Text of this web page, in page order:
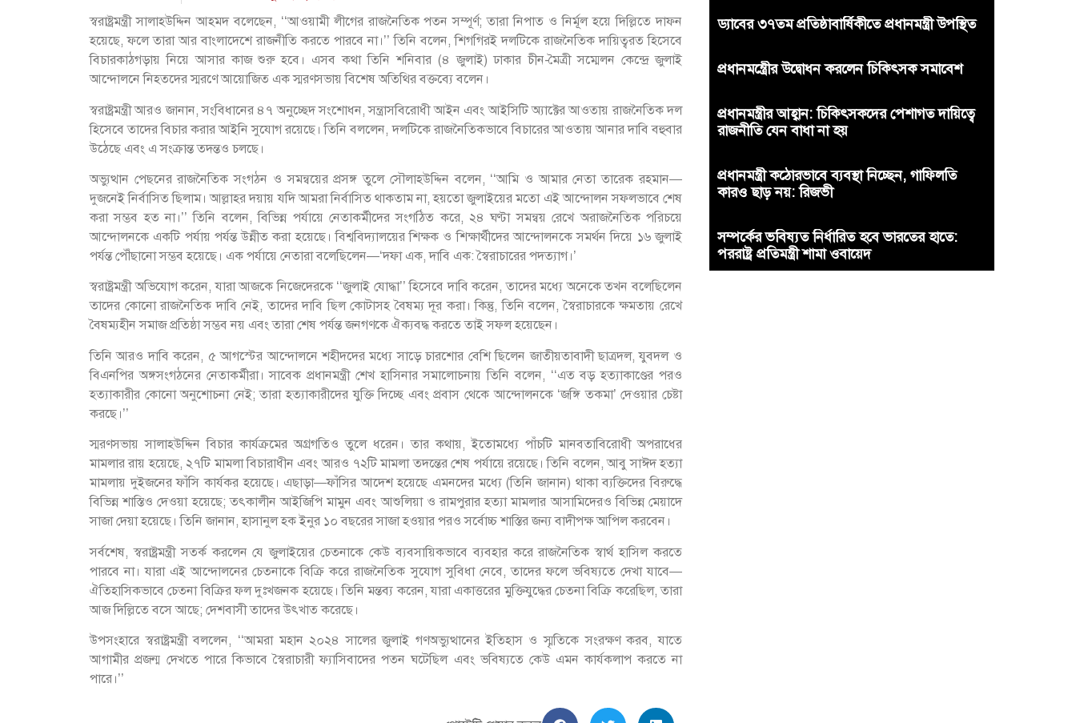
স্বরাষ্ট্রমন্ত্রী সালাহউদ্দিন আহমদ বলেছেন, ‘‘আওয়ামী লীগের রাজনৈতিক পতন সম্পূর্ণ; তারা নিপাত ও নির্মূল হয়ে দিল্লিতে দাফন
হয়েছে, ফলে তারা আর বাংলাদেশে রাজনীতি করতে পারবে না।’’ তিনি বলেন, শিগগিরই দলটিকে রাজনৈতিক দায়িত্বরত হিসেবে
বিচারকাঠগড়ায় নিয়ে আসার কাজ শুরু হবে। এসব কথা তিনি শনিবার (৪ জুলাই) ঢাকার চীন-মৈত্রী সম্মেলন কেন্দ্রে জুলাই
আন্দোলনে নিহতদের স্মরণে আয়োজিত এক স্মরণসভায় বিশেষ অতিথির বক্তব্যে বলেন।
স্বরাষ্ট্রমন্ত্রী আরও জানান, সংবিধানের ৪৭ অনুচ্ছেদ সংশোধন, সন্ত্রাসবিরোধী আইন এবং আইসিটি অ্যাক্টের আওতায় রাজনৈতিক দল
হিসেবে তাদের বিচার করার আইনি সুযোগ রয়েছে। তিনি বললেন, দলটিকে রাজনৈতিকভাবে বিচারের আওতায় আনার দাবি বহুবার
উঠেছে এবং এ সংক্রান্ত তদন্তও চলছে।
অভ্যুত্থান পেছনের রাজনৈতিক সংগঠন ও সমন্বয়ের প্রসঙ্গ তুলে সৌলাহউদ্দিন বলেন, ‘‘আমি ও আমার নেতা তারেক রহমান—
দুজনেই নির্বাসিত ছিলাম। আল্লাহর দয়ায় যদি আমরা নির্বাসিত থাকতাম না, হয়তো জুলাইয়ের মতো এই আন্দোলন সফলভাবে শেষ
করা সম্ভব হত না।’’ তিনি বলেন, বিভিন্ন পর্যায়ে নেতাকর্মীদের সংগঠিত করে, ২৪ ঘণ্টা সমন্বয় রেখে অরাজনৈতিক পরিচয়ে
আন্দোলনকে একটি পর্যায় পর্যন্ত উন্নীত করা হয়েছে। বিশ্ববিদ্যালয়ের শিক্ষক ও শিক্ষার্থীদের আন্দোলনকে সমর্থন দিয়ে ১৬ জুলাই
পর্যন্ত পৌঁছানো সম্ভব হয়েছে। এক পর্যায়ে নেতারা বলেছিলেন—‘দফা এক, দাবি এক: স্বৈরাচারের পদত্যাগ।’
স্বরাষ্ট্রমন্ত্রী অভিযোগ করেন, যারা আজকে নিজেদেরকে ‘‘জুলাই যোদ্ধা’’ হিসেবে দাবি করেন, তাদের মধ্যে অনেকে তখন বলেছিলেন
তাদের কোনো রাজনৈতিক দাবি নেই, তাদের দাবি ছিল কোটাসহ বৈষম্য দূর করা। কিন্তু, তিনি বলেন, স্বৈরাচারকে ক্ষমতায় রেখে
বৈষম্যহীন সমাজ প্রতিষ্ঠা সম্ভব নয় এবং তারা শেষ পর্যন্ত জনগণকে ঐক্যবদ্ধ করতে তাই সফল হয়েছেন।
তিনি আরও দাবি করেন, ৫ আগস্টের আন্দোলনে শহীদদের মধ্যে সাড়ে চারশোর বেশি ছিলেন জাতীয়তাবাদী ছাত্রদল, যুবদল ও
বিএনপির অঙ্গসংগঠনের নেতাকর্মীরা। সাবেক প্রধানমন্ত্রী শেখ হাসিনার সমালোচনায় তিনি বলেন, ‘‘এত বড় হত্যাকাণ্ডের পরও
হত্যাকারীর কোনো অনুশোচনা নেই; তারা হত্যাকারীদের যুক্তি দিচ্ছে এবং প্রবাস থেকে আন্দোলনকে ‘জঙ্গি তকমা’ দেওয়ার চেষ্টা
করছে।’’
স্মরণসভায় সালাহউদ্দিন বিচার কার্যক্রমের অগ্রগতিও তুলে ধরেন। তার কথায়, ইতোমধ্যে পাঁচটি মানবতাবিরোধী অপরাধের
মামলার রায় হয়েছে, ২৭টি মামলা বিচারাধীন এবং আরও ৭২টি মামলা তদন্তের শেষ পর্যায়ে রয়েছে। তিনি বলেন, আবু সাঈদ হত্যা
মামলায় দুইজনের ফাঁসি কার্যকর হয়েছে। এছাড়া—ফাঁসির আদেশ হয়েছে এমনদের মধ্যে (তিনি জানান) থাকা ব্যক্তিদের বিরুদ্ধে
বিভিন্ন শাস্তিও দেওয়া হয়েছে; তৎকালীন আইজিপি মামুন এবং আশুলিয়া ও রামপুরার হত্যা মামলার আসামিদেরও বিভিন্ন মেয়াদে
সাজা দেয়া হয়েছে। তিনি জানান, হাসানুল হক ইনুর ১০ বছরের সাজা হওয়ার পরও সর্বোচ্চ শাস্তির জন্য বাদীপক্ষ আপিল করবেন।
সর্বশেষ, স্বরাষ্ট্রমন্ত্রী সতর্ক করলেন যে জুলাইয়ের চেতনাকে কেউ ব্যবসায়িকভাবে ব্যবহার করে রাজনৈতিক স্বার্থ হাসিল করতে
পারবে না। যারা এই আন্দোলনের চেতনাকে বিক্রি করে রাজনৈতিক সুযোগ সুবিধা নেবে, তাদের ফলে ভবিষ্যতে দেখা যাবে—
ঐতিহাসিকভাবে চেতনা বিক্রির ফল দুঃখজনক হয়েছে। তিনি মন্তব্য করেন, যারা একাত্তরের মুক্তিযুদ্ধের চেতনা বিক্রি করেছিল, তারা
আজ দিল্লিতে বসে আছে; দেশবাসী তাদের উৎখাত করেছে।
উপসংহারে স্বরাষ্ট্রমন্ত্রী বললেন, ‘‘আমরা মহান ২০২৪ সালের জুলাই গণঅভ্যুত্থানের ইতিহাস ও স্মৃতিকে সংরক্ষণ করব, যাতে
আগামীর প্রজন্ম দেখতে পারে কিভাবে স্বৈরাচারী ফ্যাসিবাদের পতন ঘটেছিল এবং ভবিষ্যতে কেউ এমন কার্যকলাপ করতে না
পারে।’’
ড্যাবের ৩৭তম প্রতিষ্ঠাবার্ষিকীতে প্রধানমন্ত্রী উপস্থিত
প্রধানমন্ত্রীের উদ্বোধন করলেন চিকিৎসক সমাবেশ
প্রধানমন্ত্রীর আহ্বান: চিকিৎসকদের পেশাগত দায়িত্বে
রাজনীতি যেন বাধা না হয়
প্রধানমন্ত্রী কঠোরভাবে ব্যবস্থা নিচ্ছেন, গাফিলতি
কারও ছাড় নয়: রিজভী
সম্পর্কের ভবিষ্যত নির্ধারিত হবে ভারতের হাতে:
পররাষ্ট্র প্রতিমন্ত্রী শামা ওবায়েদ